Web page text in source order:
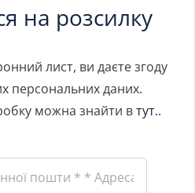
на розсилку
лист, ви даєте згоду
персональних даних.
можна знайти втут..